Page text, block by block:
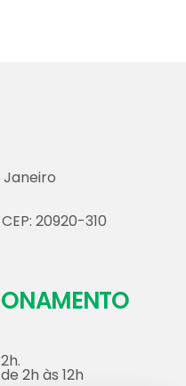
Janeiro
20920-310
2h às 12h